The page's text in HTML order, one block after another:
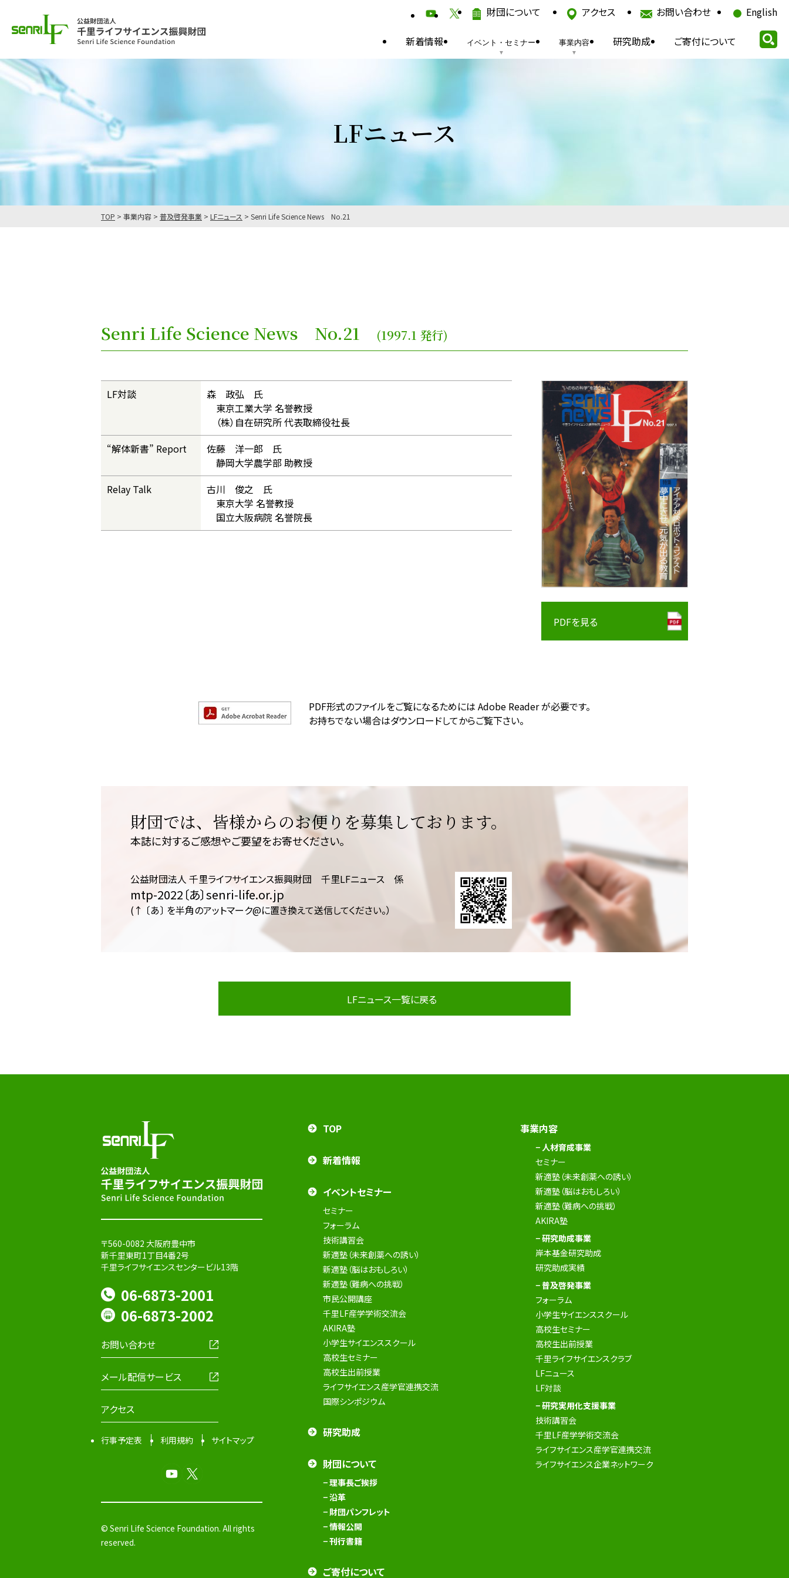
財団について アクセス お問い合わせ English
新着情報 イベント・セミナー 事業内容 研究助成 ご寄付について
LFニュース
TOP > 事業内容 > 普及啓発事業 > LFニュース > Senri Life Science News No.21
Senri Life Science News No.21 (1997.1 発行)
LF対談
森 政弘 氏
東京工業大学 名誉教授
（株）自在研究所 代表取締役社長
“解体新書” Report
佐藤 洋一郎 氏
静岡大学農学部 助教授
Relay Talk
古川 俊之 氏
東京大学 名誉教授
国立大阪病院 名誉院長
PDFを見る
PDF形式のファイルをご覧になるためには Adobe Reader が必要です。
お持ちでない場合はダウンロードしてからご覧下さい。
財団では、皆様からのお便りを募集しております。
本誌に対するご感想やご要望をお寄せください。
公益財団法人 千里ライフサイエンス振興財団 千里LFニュース 係
mtp-2022〔あ〕senri-life.or.jp
(↑ 〔あ〕 を半角のアットマーク@に置き換えて送信してください。）
LFニュース一覧に戻る
〒560-0082 大阪府豊中市
新千里東町1丁目4番2号
千里ライフサイエンスセンタービル13階
06-6873-2001
06-6873-2002
お問い合わせ
メール配信サービス
アクセス
行事予定表 利用規約 サイトマップ
© Senri Life Science Foundation. All rights
reserved.
TOP
新着情報
イベントセミナー
セミナー
フォーラム
技術講習会
新適塾（未来創薬への誘い）
新適塾（脳はおもしろい）
新適塾（難病への挑戦）
市民公開講座
千里LF産学学術交流会
AKIRA塾
小学生サイエンススクール
高校生セミナー
高校生出前授業
ライフサイエンス産学官連携交流
国際シンポジウム
研究助成
財団について
− 理事長ご挨拶
− 沿革
− 財団パンフレット
− 情報公開
− 刊行書籍
ご寄付について
事業内容
− 人材育成事業
セミナー
新適塾（未来創薬への誘い）
新適塾（脳はおもしろい）
新適塾（難病への挑戦）
AKIRA塾
− 研究助成事業
岸本基金研究助成
研究助成実績
− 普及啓発事業
フォーラム
小学生サイエンススクール
高校生セミナー
高校生出前授業
千里ライフサイエンスクラブ
LFニュース
LF対談
− 研究実用化支援事業
技術講習会
千里LF産学学術交流会
ライフサイエンス産学官連携交流
ライフサイエンス企業ネットワーク